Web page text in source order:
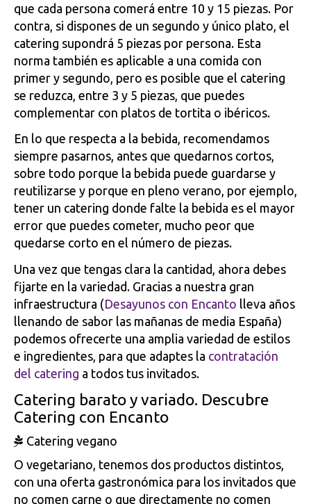
que cada persona comerá entre 10 y 15 piezas. Por
contra, si dispones de un segundo y único plato, el
catering supondrá 5 piezas por persona. Esta
norma también es aplicable a una comida con
primer y segundo, pero es posible que el catering
se reduzca, entre 3 y 5 piezas, que puedes
complementar con platos de tortita o ibéricos.
En lo que respecta a la bebida, recomendamos
siempre pasarnos, antes que quedarnos cortos,
sobre todo porque la bebida puede guardarse y
reutilizarse y porque en pleno verano, por ejemplo,
tener un catering donde falte la bebida es el mayor
error que puedes cometer, mucho peor que
quedarse corto en el número de piezas.
Una vez que tengas clara la cantidad, ahora debes
fijarte en la variedad. Gracias a nuestra gran
infraestructura (Desayunos con Encanto lleva años
llenando de sabor las mañanas de media España)
podemos ofrecerte una amplia variedad de estilos
e ingredientes, para que adaptes la contratación
del catering a todos tus invitados.
Catering barato y variado. Descubre
Catering con Encanto
Catering vegano
O vegetariano, tenemos dos productos distintos,
con una oferta gastronómica para los invitados que
no comen carne o que directamente no comen